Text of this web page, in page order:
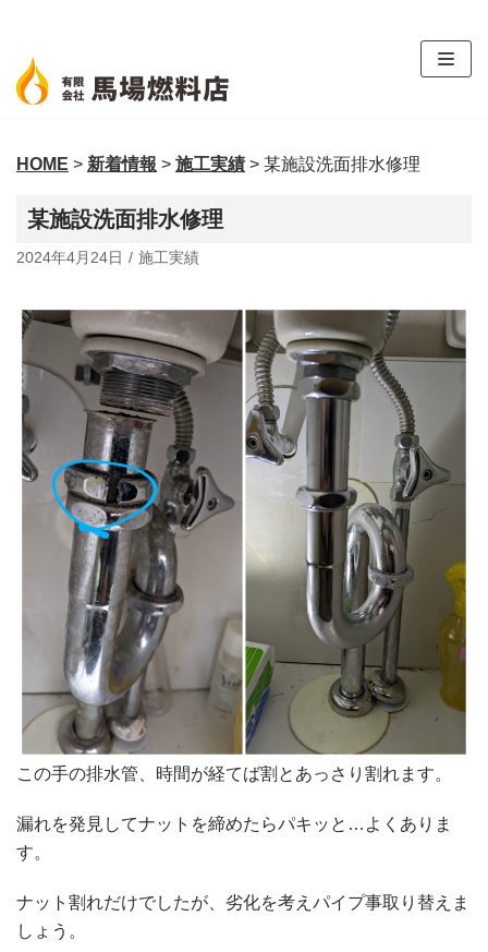
ン
テ
ン
へ
キ
ッ
HOME > 新着情報 > 施工実績 > 某施設洗面排水修理
某施設洗面排水修理
2024年4月24日 施工実績
この手の排水管、時間が経てば割とあっさり割れます。
漏れを発見してナットを締めたらパキッと…よくありま
す。
ナット割れだけでしたが、劣化を考えパイプ事取り替えま
しょう。